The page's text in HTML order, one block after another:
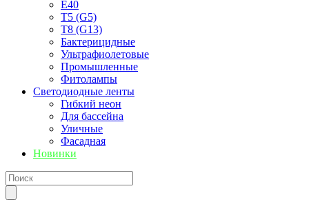
Е40
T5 (G5)
T8 (G13)
Бактерицидные
Ультрафиолетовые
Промышленные
Фитолампы
Светодиодные ленты
Гибкий неон
Для бассейна
Уличные
Фасадная
Новинки